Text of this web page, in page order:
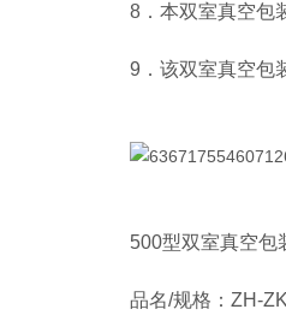
8．本双室真空包
9．该双室真空包
500型双室真空包
品名/规格：ZH-